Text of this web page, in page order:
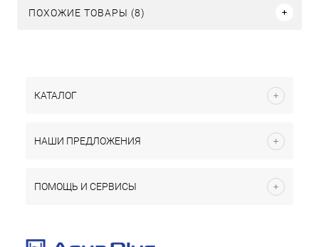
ПОХОЖИЕ ТОВАРЫ (8)
КАТАЛОГ
НАШИ ПРЕДЛОЖЕНИЯ
ПОМОЩЬ И СЕРВИСЫ